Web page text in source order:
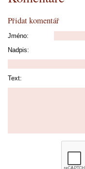
Přidat komentář
Jméno:
Nadpis:
Text: